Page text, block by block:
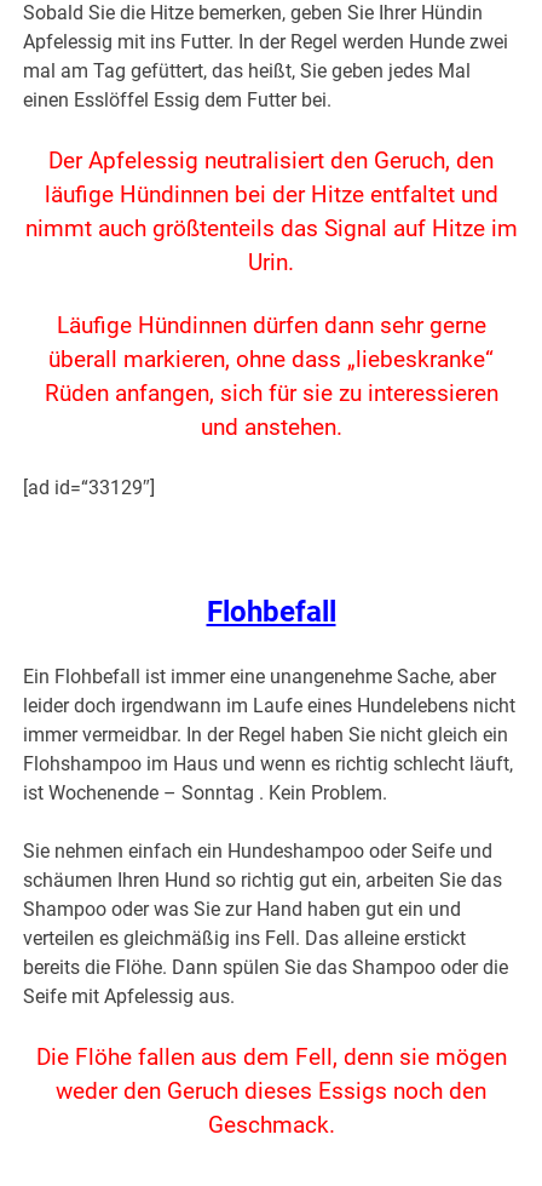
Sobald Sie die Hitze bemerken, geben Sie Ihrer Hündin
Apfelessig mit ins Futter. In der Regel werden Hunde zwei
mal am Tag gefüttert, das heißt, Sie geben jedes Mal
einen Esslöffel Essig dem Futter bei.
Der Apfelessig neutralisiert den Geruch, den
läufige Hündinnen bei der Hitze entfaltet und
nimmt auch größtenteils das Signal auf Hitze im
Urin.
Läufige Hündinnen dürfen dann sehr gerne
überall markieren, ohne dass „liebeskranke“
Rüden anfangen, sich für sie zu interessieren
und anstehen.
[ad id=“33129″]
Flohbefall
Ein Flohbefall ist immer eine unangenehme Sache, aber
leider doch irgendwann im Laufe eines Hundelebens nicht
immer vermeidbar. In der Regel haben Sie nicht gleich ein
Flohshampoo im Haus und wenn es richtig schlecht läuft,
ist Wochenende – Sonntag . Kein Problem.
Sie nehmen einfach ein Hundeshampoo oder Seife und
schäumen Ihren Hund so richtig gut ein, arbeiten Sie das
Shampoo oder was Sie zur Hand haben gut ein und
verteilen es gleichmäßig ins Fell. Das alleine erstickt
bereits die Flöhe. Dann spülen Sie das Shampoo oder die
Seife mit Apfelessig aus.
Die Flöhe fallen aus dem Fell, denn sie mögen
weder den Geruch dieses Essigs noch den
Geschmack.